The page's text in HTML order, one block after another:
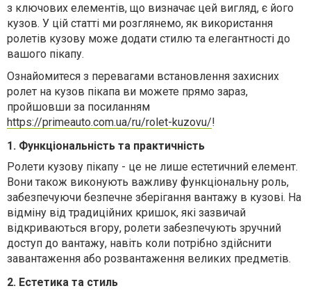
з ключових елементів, що визначає цей вигляд, є його
кузов. У цій статті ми розглянемо, як використання
ролетів кузову може додати стилю та елегантності до
вашого пікапу.
Ознайомитеся з перевагами встановлення захисних
ролет на кузов пікапа ви можете прямо зараз,
пройшовши за посиланням
https://primeauto.com.ua/ru/rolet-kuzovu/!
1. Функціональність та практичність
Ролети кузову пікапу - це не лише естетичний елемент.
Вони також виконують важливу функціональну роль,
забезпечуючи безпечне зберігання вантажу в кузові. На
відміну від традиційних кришок, які зазвичай
відкриваються вгору, ролети забезпечують зручний
доступ до вантажу, навіть коли потрібно здійснити
завантаження або розвантаження великих предметів.
2. Естетика та стиль